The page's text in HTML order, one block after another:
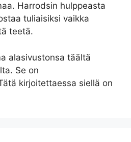
Harrodsin hulppeasta
tuliaisiksi vaikka
teetä.
alasivustonsa täältä
Se on
kirjoitettaessa siellä on